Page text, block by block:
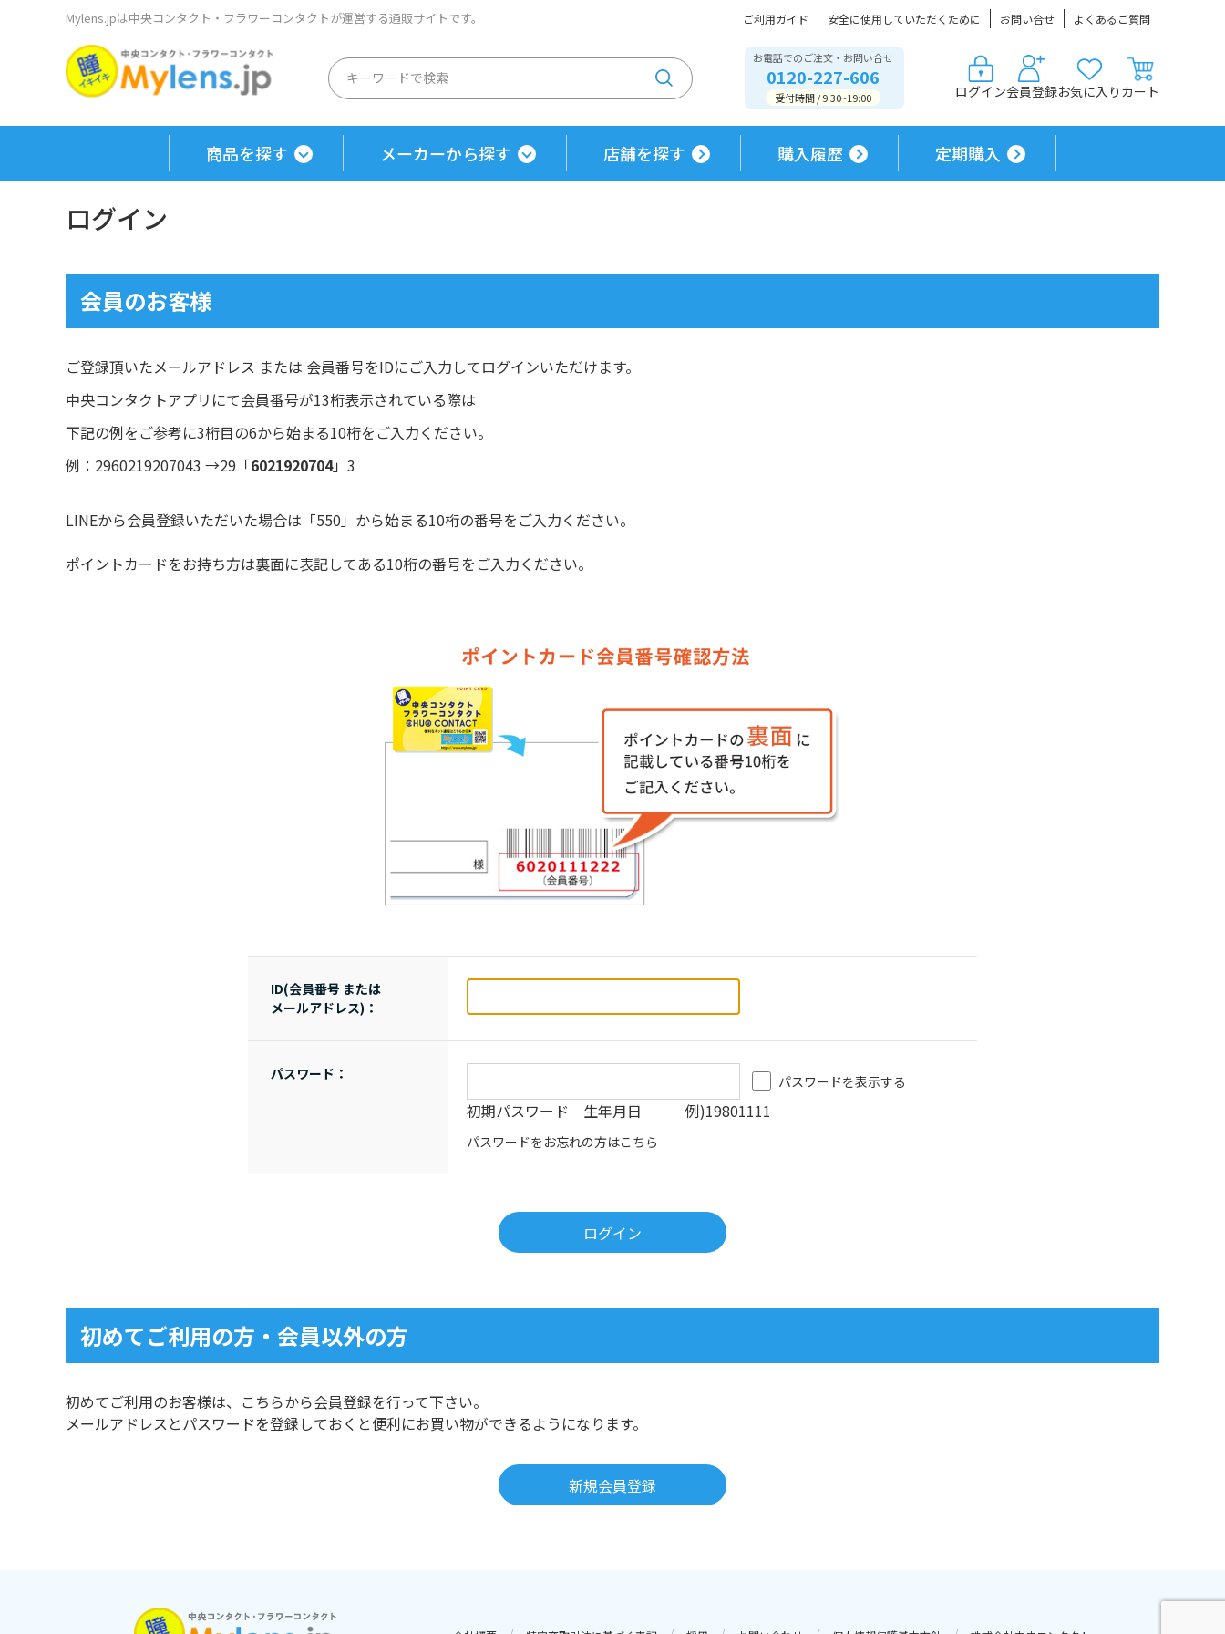
Mylens.jpは中央コンタクト・フラワーコンタクトが運営する通販サイトです。 ご利用ガイド 安全に使用していただくために お問い合せ よくあるご質問
お電話でのご注文・お問い合せ
0120-227-606
受付時間 / 9:30~19:00 ログイン会員登録お気に入り カート
商品を探す メーカーから探す 店舗を探す 購入履歴 定期購入
ログイン
会員のお客様
ご登録頂いたメールアドレス または 会員番号をIDにご入力してログインいただけます。
中央コンタクトアプリにて会員番号が13桁表示されている際は
下記の例をご参考に3桁目の6から始まる10桁をご入力ください。
例：2960219207043 →29「6021920704」3
LINEから会員登録いただいた場合は「550」から始まる10桁の番号をご入力ください。
ポイントカードをお持ち方は裏面に表記してある10桁の番号をご入力ください。
ID(会員番号 または
メールアドレス)：
パスワード： パスワードを表示する
初期パスワード 生年月日 例)19801111
パスワードをお忘れの方はこちら
初めてご利用の方・会員以外の方
初めてご利用のお客様は、こちらから会員登録を行って下さい。
メールアドレスとパスワードを登録しておくと便利にお買い物ができるようになります。